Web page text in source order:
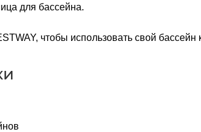
для бассейна.
чтобы использовать свой